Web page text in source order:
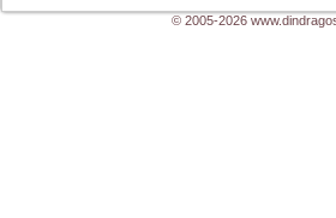
© 2005-2026